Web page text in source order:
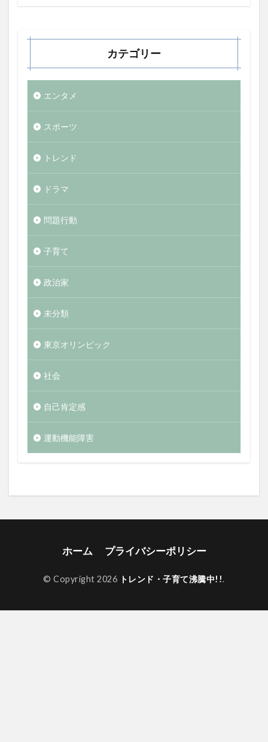
カテゴリー
エンタメ
スポーツ
トレンド
ドラマ
問題行動
子育て
政治家
未分類
東京オリンピック
社会
自己肯定感
運動機能障害
ホーム プライバシーポリシー
© Copyright 2026 トレンド・子育て沸騰中!!.